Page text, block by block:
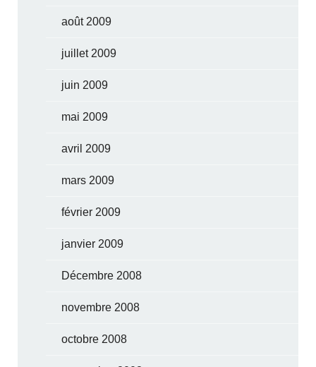
août 2009
juillet 2009
juin 2009
mai 2009
avril 2009
mars 2009
février 2009
janvier 2009
Décembre 2008
novembre 2008
octobre 2008